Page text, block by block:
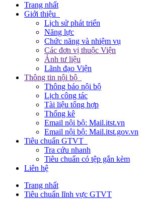
Trang nhất
Giới thiệu
Lịch sử phát triển
Năng lực
Chức năng và nhiệm vụ
Các đơn vị thuộc Viện
Ảnh tư liệu
Lãnh đạo Viện
Thông tin nội bộ
Thông báo nội bộ
Lịch công tác
Tài liệu tổng hợp
Thống kê
Email nội bộ: Mail.itst.vn
Email nội bộ: Mail.itst.gov.vn
Tiêu chuẩn GTVT
Tra cứu nhanh
Tiêu chuẩn có tệp gắn kèm
Liên hệ
Trang nhất
Tiêu chuẩn lĩnh vực GTVT